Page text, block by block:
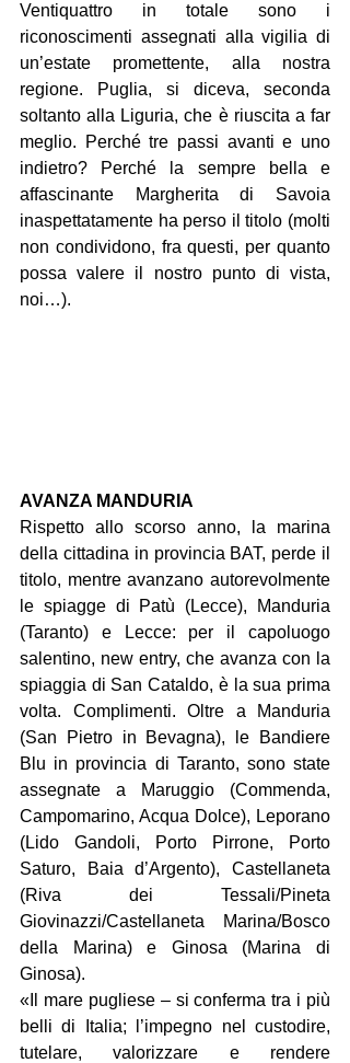
Ventiquattro in totale sono i
riconoscimenti assegnati alla vigilia di
un’estate promettente, alla nostra
regione. Puglia, si diceva, seconda
soltanto alla Liguria, che è riuscita a far
meglio. Perché tre passi avanti e uno
indietro? Perché la sempre bella e
affascinante Margherita di Savoia
inaspettatamente ha perso il titolo (molti
non condividono, fra questi, per quanto
possa valere il nostro punto di vista,
noi…).
AVANZA MANDURIA
Rispetto allo scorso anno, la marina
della cittadina in provincia BAT, perde il
titolo, mentre avanzano autorevolmente
le spiagge di Patù (Lecce), Manduria
(Taranto) e Lecce: per il capoluogo
salentino, new entry, che avanza con la
spiaggia di San Cataldo, è la sua prima
volta. Complimenti. Oltre a Manduria
(San Pietro in Bevagna), le Bandiere
Blu in provincia di Taranto, sono state
assegnate a Maruggio (Commenda,
Campomarino, Acqua Dolce), Leporano
(Lido Gandoli, Porto Pirrone, Porto
Saturo, Baia d’Argento), Castellaneta
(Riva dei Tessali/Pineta
Giovinazzi/Castellaneta Marina/Bosco
della Marina) e Ginosa (Marina di
Ginosa).
«Il mare pugliese – si conferma tra i più
belli di Italia; l’impegno nel custodire,
tutelare, valorizzare e rendere